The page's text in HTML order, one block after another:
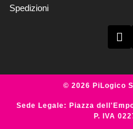
Spedizioni
© 2026 PiLogico
Sede Legale: Piazza
P. IVA